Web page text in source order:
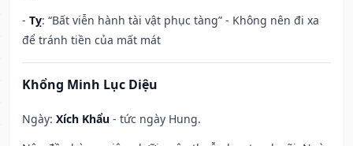
- Tỵ: “Bất viễn hành tài vật phục tàng” - Không nên đi xa
để tránh tiền của mất mát
Khổng Minh Lục Diệu
Ngày: Xích Khẩu - tức ngày Hung.